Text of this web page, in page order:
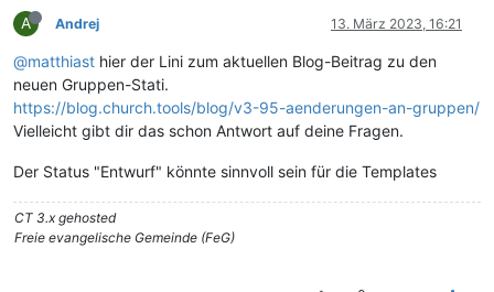
A Andrej 13. März 2023, 16:21
@matthiast hier der Lini zum aktuellen Blog-Beitrag zu den
neuen Gruppen-Stati.
https://blog.church.tools/blog/v3-95-aenderungen-an-gruppen/
Vielleicht gibt dir das schon Antwort auf deine Fragen.
Der Status "Entwurf" könnte sinnvoll sein für die Templates
CT 3.x gehosted
Freie evangelische Gemeinde (FeG)